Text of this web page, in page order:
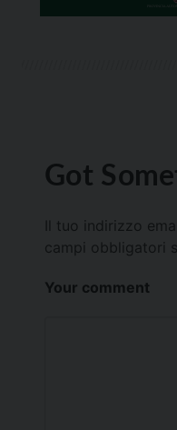
Got
Il tuo indirizzo
campi obbligatori
Your comment